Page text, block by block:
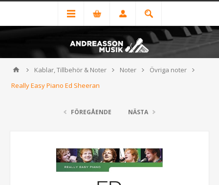
Kablar, Tillbehör & Noter Noter
Övriga noter
Really Easy Piano Ed Sheeran
FÖREGÅENDE NÄSTA